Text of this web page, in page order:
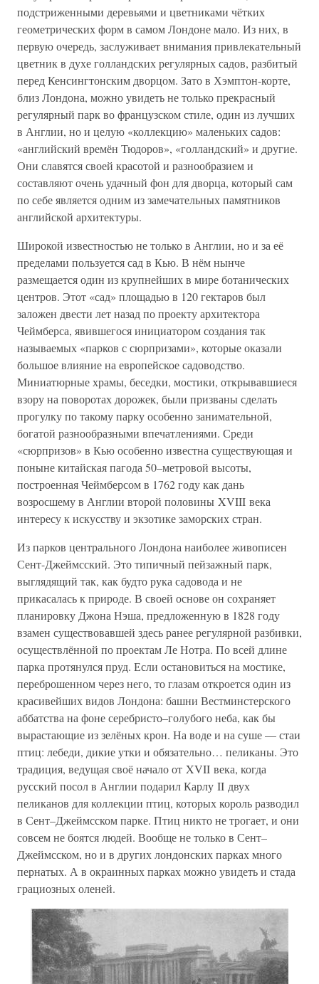
подстриженными деревьями и цветниками чётких
геометрических форм в самом Лондоне мало. Из них, в
первую очередь, заслуживает внимания привлекательный
цветник в духе голландских регулярных садов, разбитый
перед Кенсингтонским дворцом. Зато в Хэмптон-корте,
близ Лондона, можно увидеть не только прекрасный
регулярный парк во французском стиле, один из лучших
в Англии, но и целую «коллекцию» маленьких садов:
«английский времён Тюдоров», «голландский» и другие.
Они славятся своей красотой и разнообразием и
составляют очень удачный фон для дворца, который сам
по себе является одним из замечательных памятников
английской архитектуры.
Широкой известностью не только в Англии, но и за её
пределами пользуется сад в Кью. В нём нынче
размещается один из крупнейших в мире ботанических
центров. Этот «сад» площадью в 120 гектаров был
заложен двести лет назад по проекту архитектора
Чеймберса, явившегося инициатором создания так
называемых «парков с сюрпризами», которые оказали
большое влияние на европейское садоводство.
Миниатюрные храмы, беседки, мостики, открывавшиеся
взору на поворотах дорожек, были призваны сделать
прогулку по такому парку особенно занимательной,
богатой разнообразными впечатлениями. Среди
«сюрпризов» в Кью особенно известна существующая и
поныне китайская пагода 50–метровой высоты,
построенная Чеймберсом в 1762 году как дань
возросшему в Англии второй половины XVIII века
интересу к искусству и экзотике заморских стран.
Из парков центрального Лондона наиболее живописен
Сент-Джеймсский. Это типичный пейзажный парк,
выглядящий так, как будто рука садовода и не
прикасалась к природе. В своей основе он сохраняет
планировку Джона Нэша, предложенную в 1828 году
взамен существовавшей здесь ранее регулярной разбивки,
осуществлённой по проектам Ле Нотра. По всей длине
парка протянулся пруд. Если остановиться на мостике,
переброшенном через него, то глазам откроется один из
красивейших видов Лондона: башни Вестминстерского
аббатства на фоне серебристо–голубого неба, как бы
вырастающие из зелёных крон. На воде и на суше — стаи
птиц: лебеди, дикие утки и обязательно… пеликаны. Это
традиция, ведущая своё начало от XVII века, когда
русский посол в Англии подарил Карлу II двух
пеликанов для коллекции птиц, которых король разводил
в Сент–Джеймсском парке. Птиц никто не трогает, и они
совсем не боятся людей. Вообще не только в Сент–
Джеймсском, но и в других лондонских парках много
пернатых. А в окраинных парках можно увидеть и стада
грациозных оленей.